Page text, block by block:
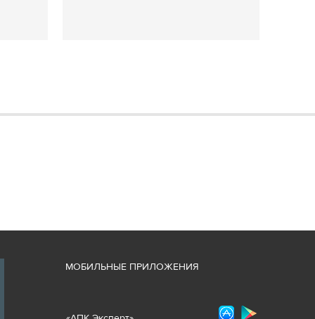
МОБИЛЬНЫЕ ПРИЛОЖЕНИЯ